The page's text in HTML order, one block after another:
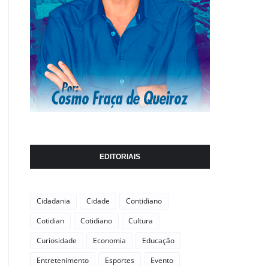
EDITORIAIS
Cidadania Cidade
Contidiano
Cotidian
Cotidiano
Cultura
Curiosidade
Economia
Educação
Entretenimento
Esportes
Evento